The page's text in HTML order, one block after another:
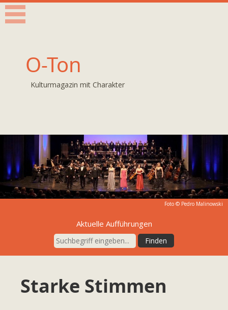
O-Ton
Kulturmagazin mit Charakter
Foto © Pedro Malinowski
Aktuelle Aufführungen
Starke Stimmen